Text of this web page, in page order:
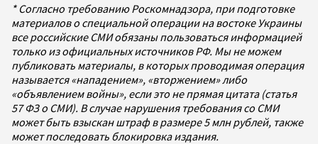
* Согласно требованию Роскомнадзора, при подготовке
материалов о специальной операции на востоке Украины
все российские СМИ обязаны пользоваться информацией
только из официальных источников РФ. Мы не можем
публиковать материалы, в которых проводимая операция
называется «нападением», «вторжением» либо
«объявлением войны», если это не прямая цитата (статья
57 ФЗ о СМИ). В случае нарушения требования со СМИ
может быть взыскан штраф в размере 5 млн рублей, также
может последовать блокировка издания.